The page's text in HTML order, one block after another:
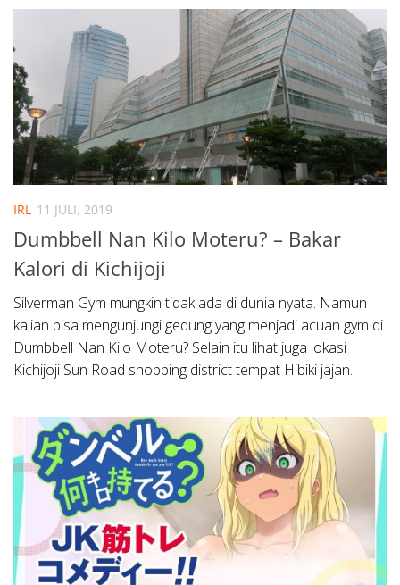
IRL 11 JULI, 2019
Dumbbell Nan Kilo Moteru? – Bakar
Kalori di Kichijoji
Silverman Gym mungkin tidak ada di dunia nyata. Namun
kalian bisa mengunjungi gedung yang menjadi acuan gym di
Dumbbell Nan Kilo Moteru? Selain itu lihat juga lokasi
Kichijoji Sun Road shopping district tempat Hibiki jajan.